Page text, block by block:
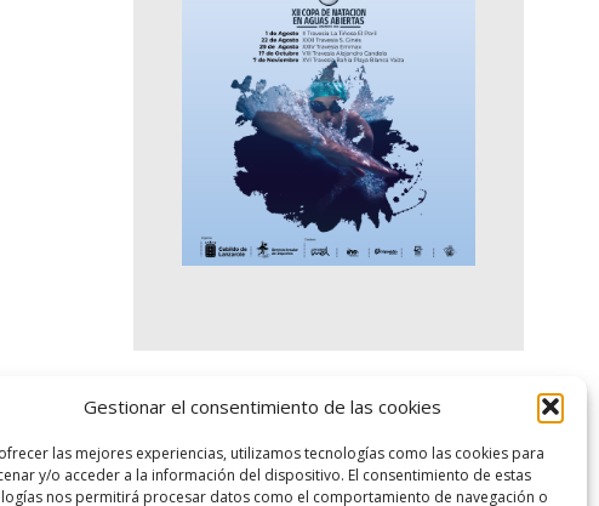
Gestionar el consentimiento de las cookies
las mejores experiencias, utilizamos tecnologías como las cookies para
y/o acceder a la información del dispositivo. El consentimiento de estas
nos permitirá procesar datos como el comportamiento de navegación o
logo SID